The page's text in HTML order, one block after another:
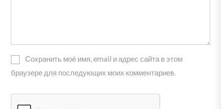
Сохранить моё имя, email и адрес сайта в этом
браузере для последующих моих комментариев.